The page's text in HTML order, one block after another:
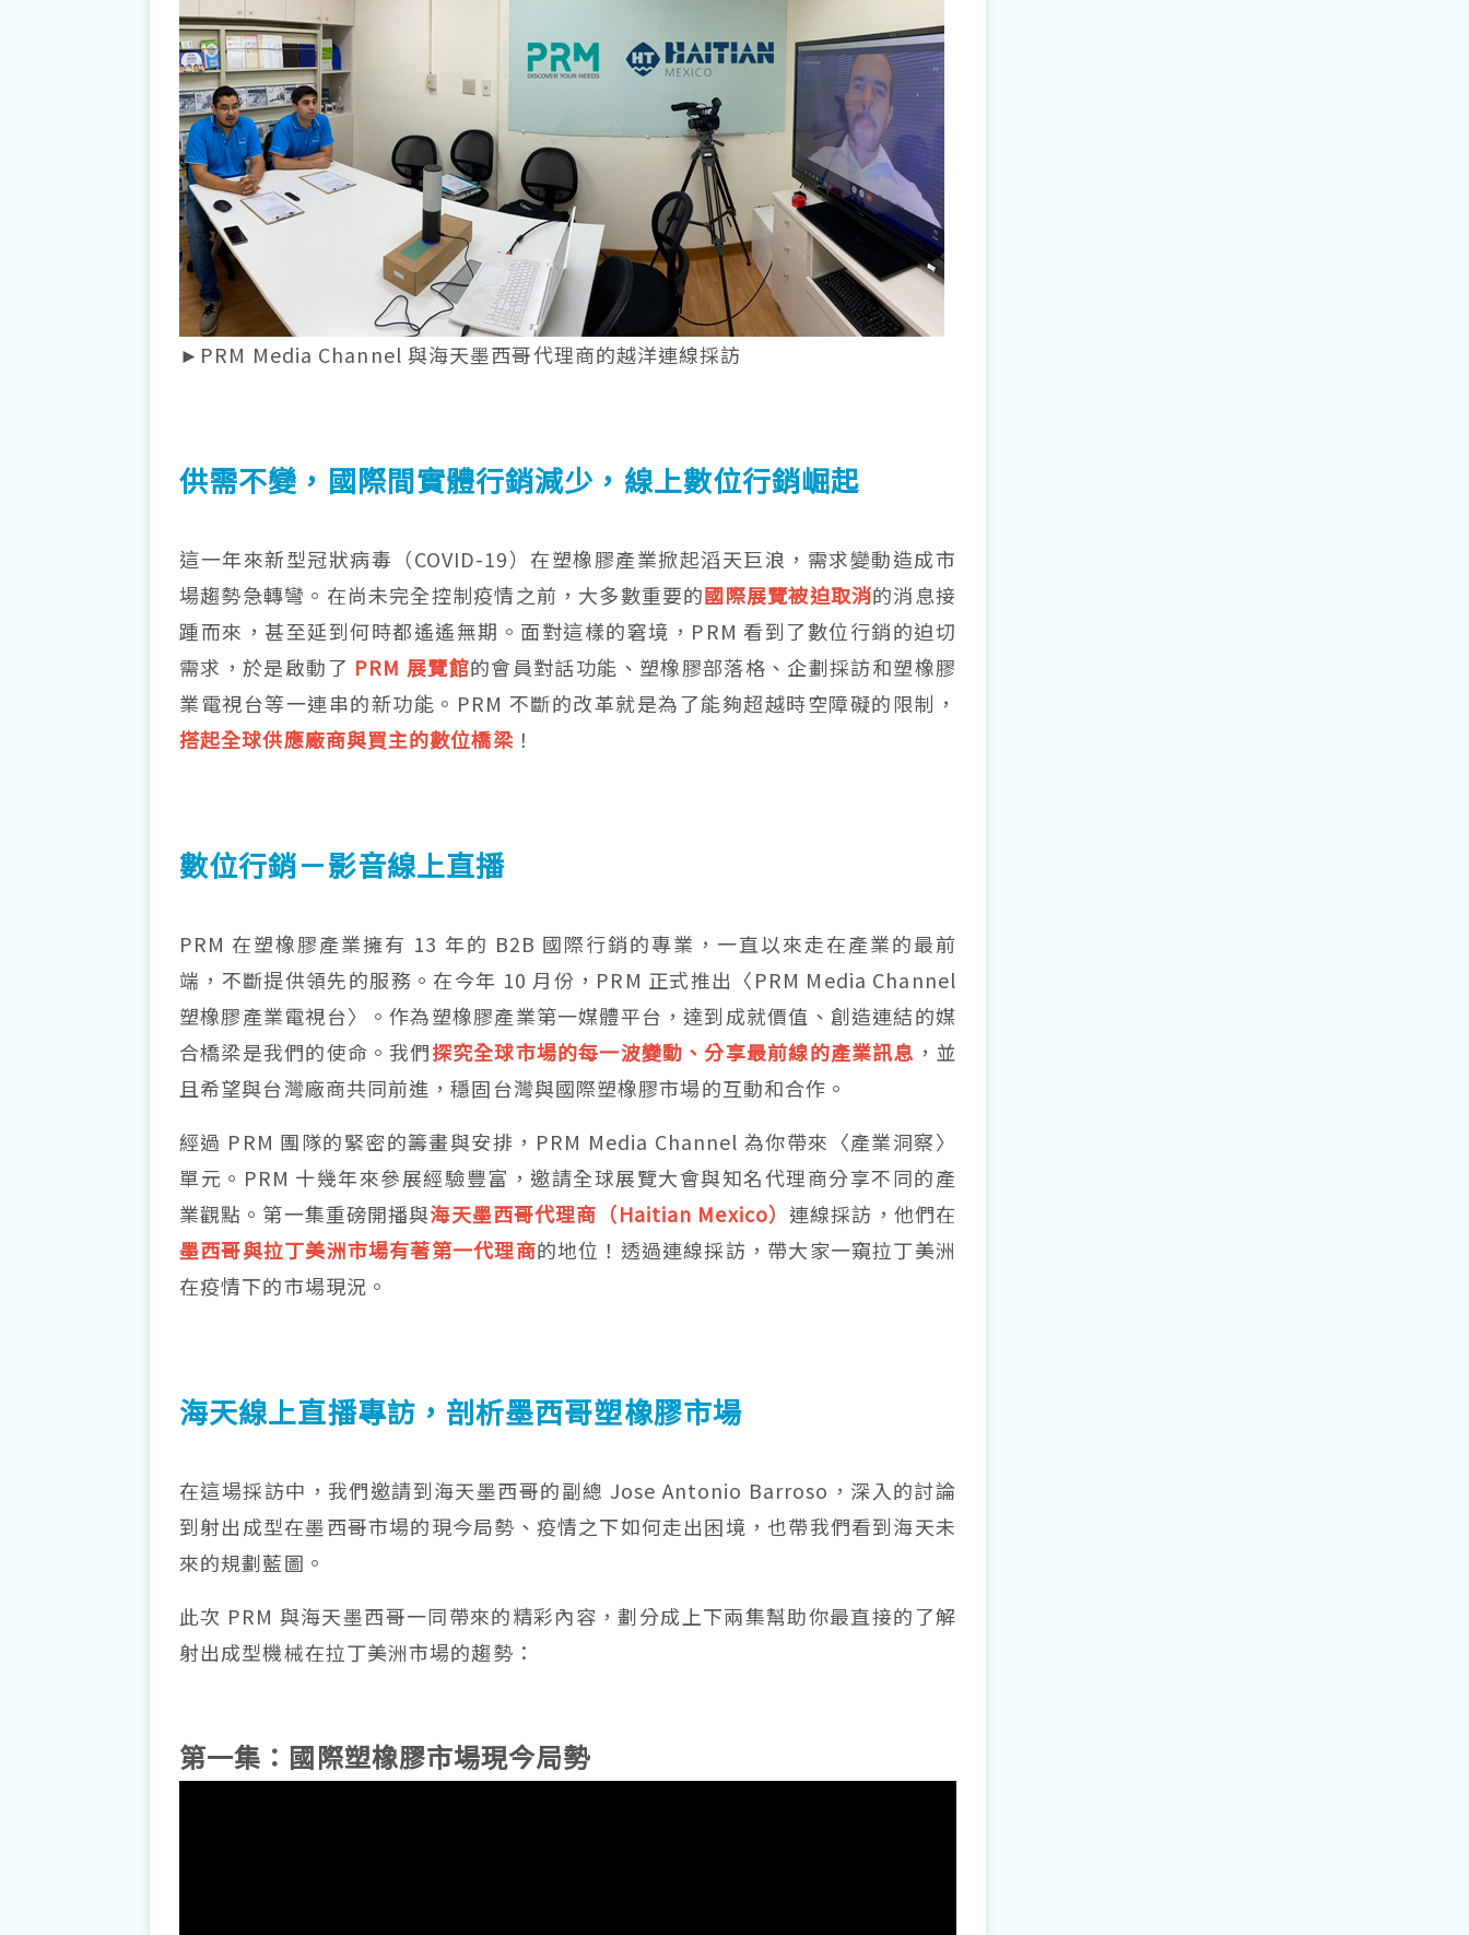
►PRM Media Channel 與海天墨西哥代理商的越洋連線採訪
供需不變，國際間實體行銷減少，線上數位行銷崛起
這一年來新型冠狀病毒（COVID-19）在塑橡膠產業掀起滔天巨浪，需求變動造成市
場趨勢急轉彎。在尚未完全控制疫情之前，大多數重要的國際展覽被迫取消的消息接
踵而來，甚至延到何時都遙遙無期。面對這樣的窘境，PRM 看到了數位行銷的迫切
需求，於是啟動了 PRM 展覽館的會員對話功能、塑橡膠部落格、企劃採訪和塑橡膠
業電視台等一連串的新功能。PRM 不斷的改革就是為了能夠超越時空障礙的限制，
搭起全球供應廠商與買主的數位橋梁 ！
數位行銷－影音線上直播
PRM 在塑橡膠產業擁有 13 年的 B2B 國際行銷的專業，一直以來走在產業的最前
端，不斷提供領先的服務。在今年 10 月份，PRM 正式推出〈PRM Media Channel
塑橡膠產業電視台〉。作為塑橡膠產業第一媒體平台，達到成就價值、創造連結的媒
合橋梁是我們的使命。我們探究全球市場的每一波變動、分享最前線的產業訊息 ，並
且希望與台灣廠商共同前進，穩固台灣與國際塑橡膠市場的互動和合作。
經過 PRM 團隊的緊密的籌畫與安排，PRM Media Channel 為你帶來〈產業洞察〉
單元。PRM 十幾年來參展經驗豐富，邀請全球展覽大會與知名代理商分享不同的產
業觀點。第一集重磅開播與海天墨西哥代理商（Haitian Mexico） 連線採訪，他們在
墨西哥與拉丁美洲市場有著第一代理商的地位！透過連線採訪，帶大家一窺拉丁美洲
在疫情下的市場現況。
海天線上直播專訪，剖析墨西哥塑橡膠市場
在這場採訪中，我們邀請到海天墨西哥的副總 Jose Antonio Barroso，深入的討論
到射出成型在墨西哥市場的現今局勢、疫情之下如何走出困境，也帶我們看到海天未
來的規劃藍圖。
此次 PRM 與海天墨西哥一同帶來的精彩內容，劃分成上下兩集幫助你最直接的了解
射出成型機械在拉丁美洲市場的趨勢：
第一集：國際塑橡膠市場現今局勢